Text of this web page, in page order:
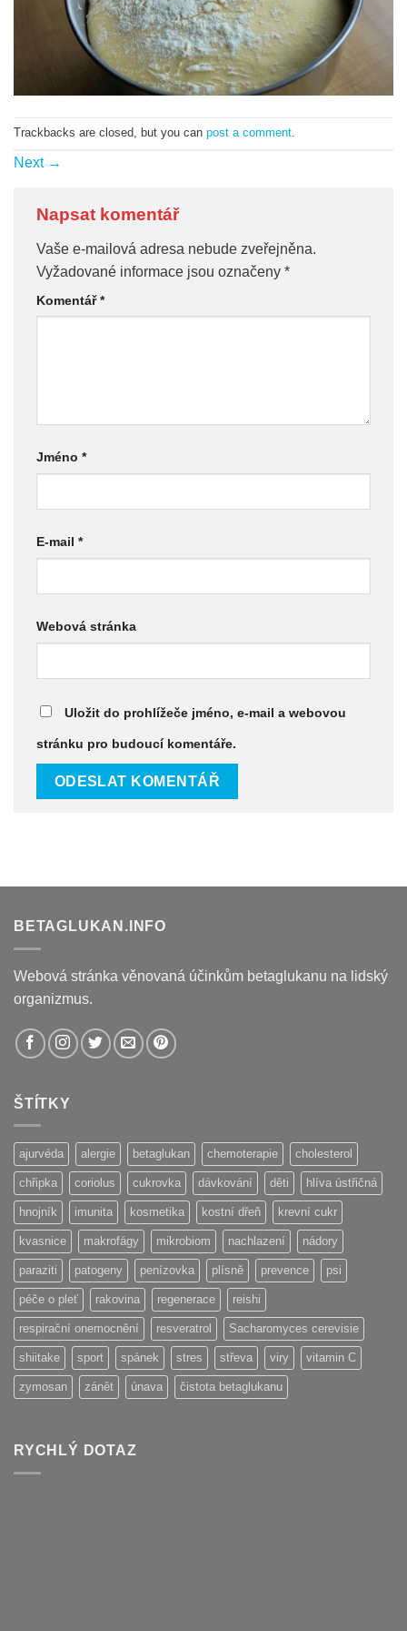
Trackbacks are closed, but you can post a comment.
Next →
Napsat komentář
Vaše e-mailová adresa nebude zveřejněna.
Vyžadované informace jsou označeny *
Komentář*
Jméno *
E-mail *
Webová stránka
Uložit do prohlížeče jméno, e-mail a webovou
stránku pro budoucí komentáře.
BETAGLUKAN.INFO
Webová stránka věnovaná účinkům betaglukanu na lidský
organizmus.
ŠTÍTKY
ajurvéda alergie betaglukan chemoterapie cholesterol
chřipka coriolus cukrovka dávkování děti hlíva ústřičná
hnojník imunita kosmetika kostní dřeň krevní cukr
kvasnice makrofágy mikrobiom nachlazení nádory
paraziti patogeny penízovka plísně prevence psi
péče o pleť rakovina regenerace reishi
respirační onemocnění resveratrol Sacharomyces cerevisie
shiitake sport spánek stres střeva viry vitamin C
zymosan zánět únava čistota betaglukanu
RYCHLÝ DOTAZ